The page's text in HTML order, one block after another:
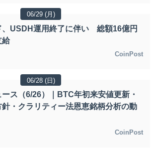
06/29 (月)
、USDH運用終了に伴い 総額16億円
給
CoinPost
06/28 (日)
ス（6/26）｜BTC年初来安値更新・
・クラリティー法恩恵銘柄分析の動
CoinPost